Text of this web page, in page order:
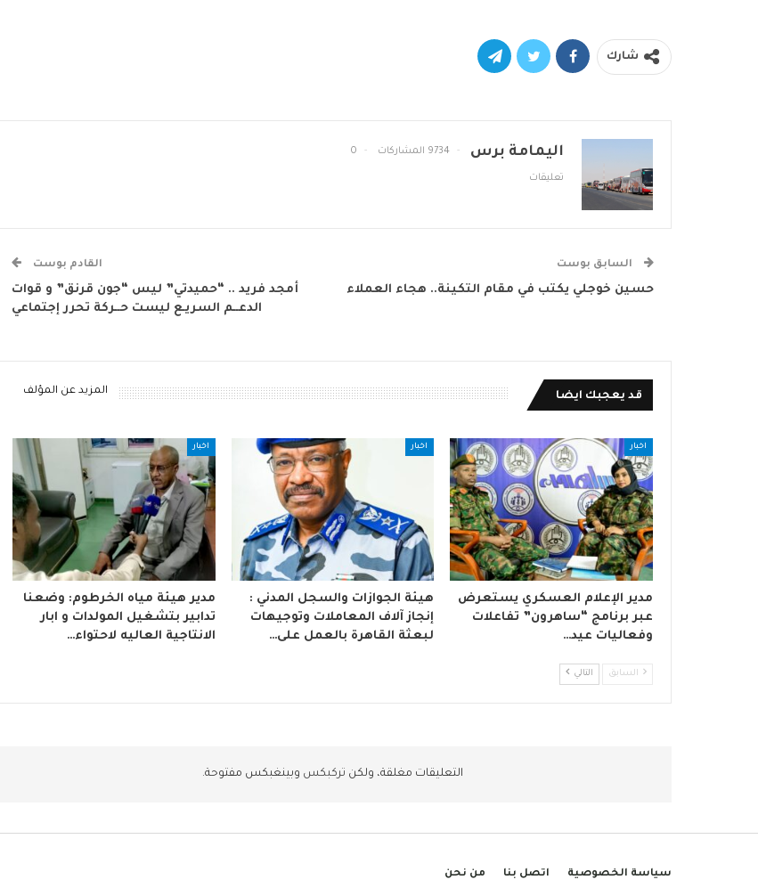
شارك
اليمامة برس 9734 المشاركات 0
تعليقات
السابق بوست
حسين خوجلي يكتب في مقام التكينة.. هجاء العملاء
القادم بوست
أمجد فريد .. “حميدتي” ليس “جون قرنق” و قوات
الدعــم السريـع ليست حــركة تحرر إجتماعي
قد يعجبك ايضا المزيد عن المؤلف
اخبار
مدير الإعلام العسكري يستعرض
عبر برنامج “ساهرون” تفاعلات
وفعاليات عيد…
اخبار
هيئة الجوازات والسجل المدني :
إنجاز آلاف المعاملات وتوجيهات
لبعثة القاهرة بالعمل على…
اخبار
مدير هيئة مياه الخرطوم: وضعنا
تدابير بتشغيل المولدات و ابار
الانتاجية العاليه لاحتواء…
السابق التالي
التعليقات مغلقة، ولكن تركبكس وبينغبكس مفتوحة.
سياسة الخصوصية اتصل بنا من نحن